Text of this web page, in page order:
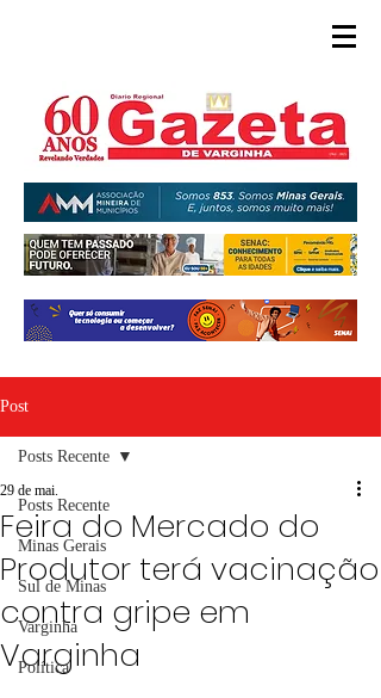
Post
Posts Recente
Minas Gerais
Sul de Minas
Varginha
Política
Posts Recente
Feira do Mercado do
Produtor terá vacinação
contra gripe em
Varginha
29 de mai.